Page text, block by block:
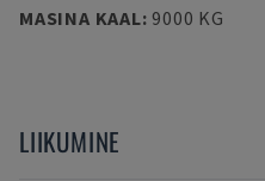
MASINA KAAL: 9000 KG
LIIKUMINE